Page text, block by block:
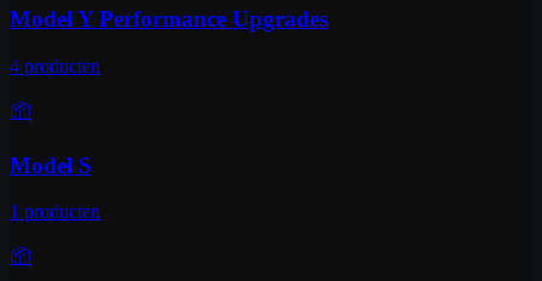
Model Y Performance Upgrades
4 producten
📦
Model S
1 producten
📦